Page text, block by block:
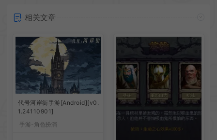
相关文章
代号河岸街手游[Android][v0.
1.24110901]
手游-角色扮演